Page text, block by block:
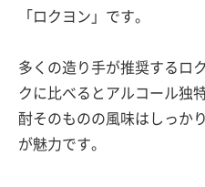
「ロクヨン」です。
多くの造り手が推奨するロ
クに比べるとアルコール独
酎そのものの風味はしっか
が魅力です。